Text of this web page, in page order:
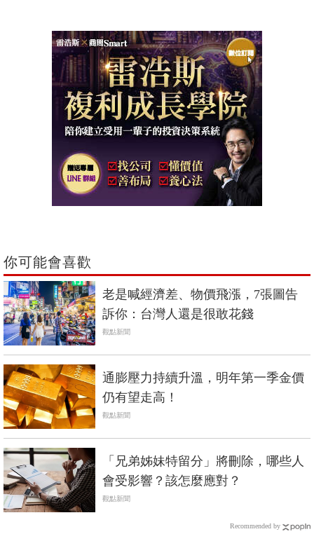
你可能會喜歡
老是喊經濟差、物價飛漲，7張圖告
訴你：台灣人還是很敢花錢
觀點新聞
通膨壓力持續升溫，明年第一季金價
仍有望走高！
觀點新聞
「兄弟姊妹特留分」將刪除，哪些人
會受影響？該怎麼應對？
觀點新聞
Recommended by